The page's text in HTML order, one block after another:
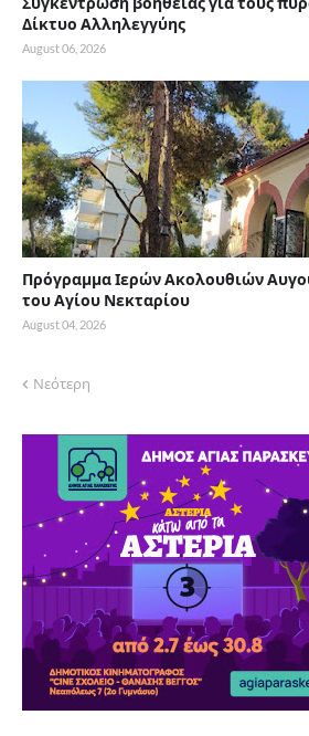
Δίκτυο Αλληλεγγύης
August 06, 2026
Πρόγραμμα Ιερών Ακολουθιών
του Αγίου Νεκταρίου
August 04, 2026
Νεότερη